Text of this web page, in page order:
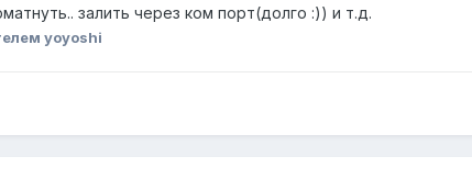
залить через ком порт(долго :)) и т.д.
yoyoshi